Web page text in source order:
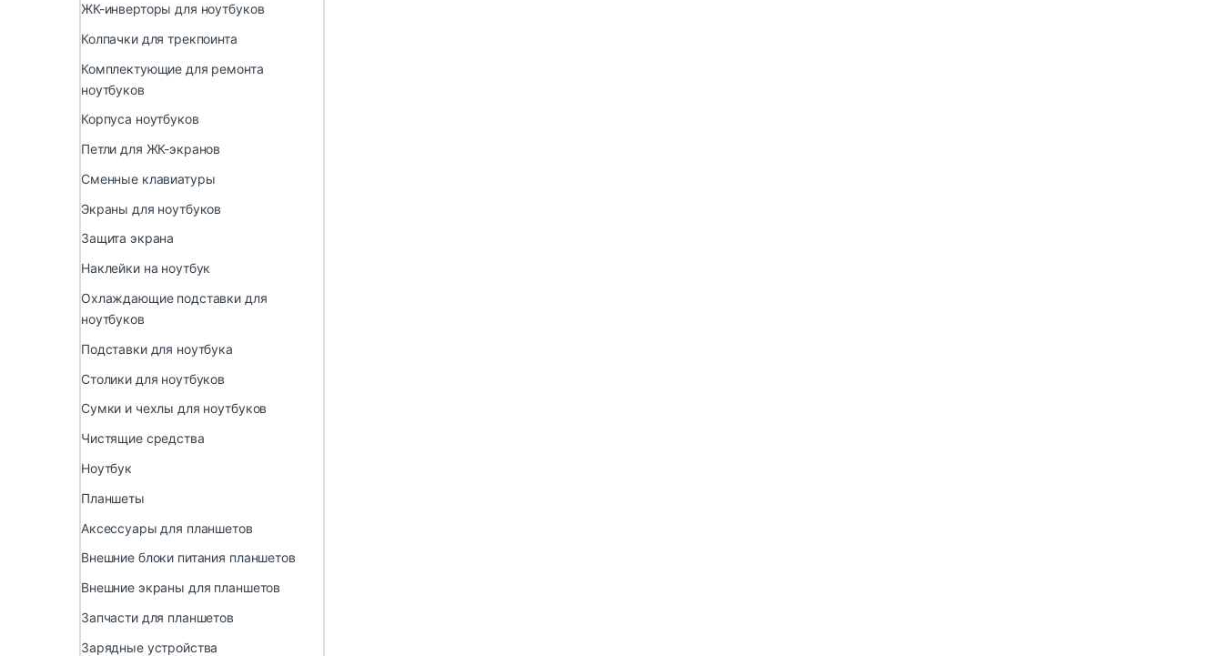
ЖК-инверторы для ноутбуков
Колпачки для трекпоинта
Комплектующие для ремонта
ноутбуков
Корпуса ноутбуков
Петли для ЖК-экранов
Сменные клавиатуры
Экраны для ноутбуков
Защита экрана
Наклейки на ноутбук
Охлаждающие подставки для
ноутбуков
Подставки для ноутбука
Столики для ноутбуков
Сумки и чехлы для ноутбуков
Чистящие средства
Ноутбук
Планшеты
Аксессуары для планшетов
Внешние блоки питания планшетов
Внешние экраны для планшетов
Запчасти для планшетов
Зарядные устройства